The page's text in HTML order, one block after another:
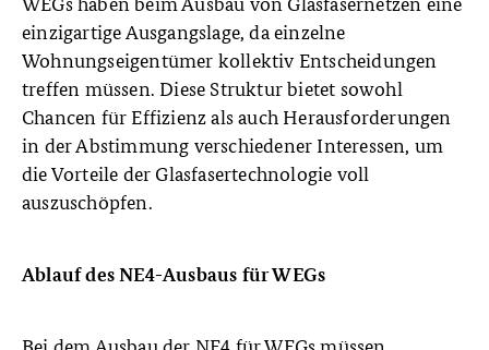
einzigartige Ausgangslage, da einzelne
Wohnungseigentümer kollektiv Entscheidungen
treffen müssen. Diese Struktur bietet sowohl
Chancen für Effizienz als auch Herausforderungen
in der Abstimmung verschiedener Interessen, um
die Vorteile der Glasfasertechnologie voll
auszuschöpfen.
Ablauf des NE4-Ausbaus für WEGs